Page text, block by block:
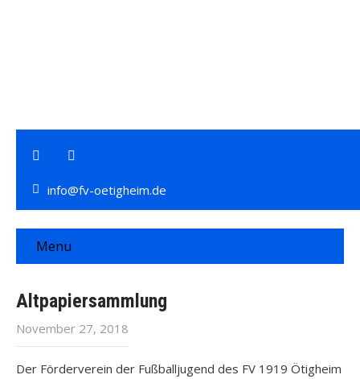
info@fv-oetigheim.de
Menu
Altpapiersammlung
November 27, 2018
Der Förderverein der Fußballjugend des FV 1919 Ötigheim